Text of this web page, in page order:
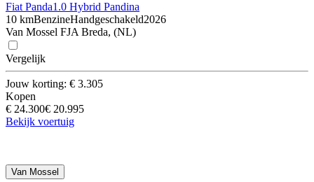
Fiat Panda1.0 Hybrid Pandina
10 kmBenzineHandgeschakeld2026
Van Mossel FJA Breda, (NL)
Vergelijk
Jouw korting: € 3.305
Kopen
€ 24.300€ 20.995
Bekijk voertuig
Van Mossel